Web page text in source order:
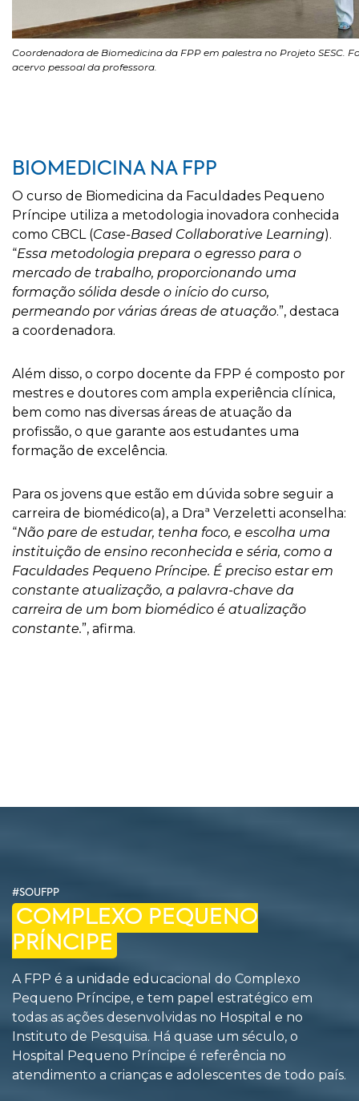
Coordenadora de Biomedicina da FPP em palestra no Projeto SESC.
acervo pessoal da professora.
BIOMEDICINA NA FPP
O curso de Biomedicina da Faculdades Pequeno
Príncipe utiliza a metodologia inovadora conhecida
como CBCL (Case-Based Collaborative Learning).
“Essa metodologia prepara o egresso para o
mercado de trabalho, proporcionando uma
formação sólida desde o início do curso,
permeando por várias áreas de atuação.”, destaca
a coordenadora.
Além disso, o corpo docente da FPP é composto por
mestres e doutores com ampla experiência clínica,
bem como nas diversas áreas de atuação da
profissão, o que garante aos estudantes uma
formação de excelência.
Para os jovens que estão em dúvida sobre seguir a
carreira de biomédico(a), a Draª Verzeletti aconselha:
“Não pare de estudar, tenha foco, e escolha uma
instituição de ensino reconhecida e séria, como a
Faculdades Pequeno Príncipe. É preciso estar em
constante atualização, a palavra-chave da
carreira de um bom biomédico é atualização
constante.”, afirma.
#SOUFPP
COMPLEXO PEQUENO
PRÍNCIPE
A FPP é a unidade educacional do Complexo
Pequeno Príncipe, e tem papel estratégico em
todas as ações desenvolvidas no Hospital e no
Instituto de Pesquisa. Há quase um século, o
Hospital Pequeno Príncipe é referência no
atendimento a crianças e adolescentes de todo país.